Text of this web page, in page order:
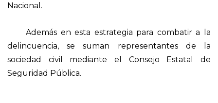
Nacional.
Además en esta estrategia para combatir a la
delincuencia, se suman representantes de la
sociedad civil mediante el Consejo Estatal de
Seguridad Pública.